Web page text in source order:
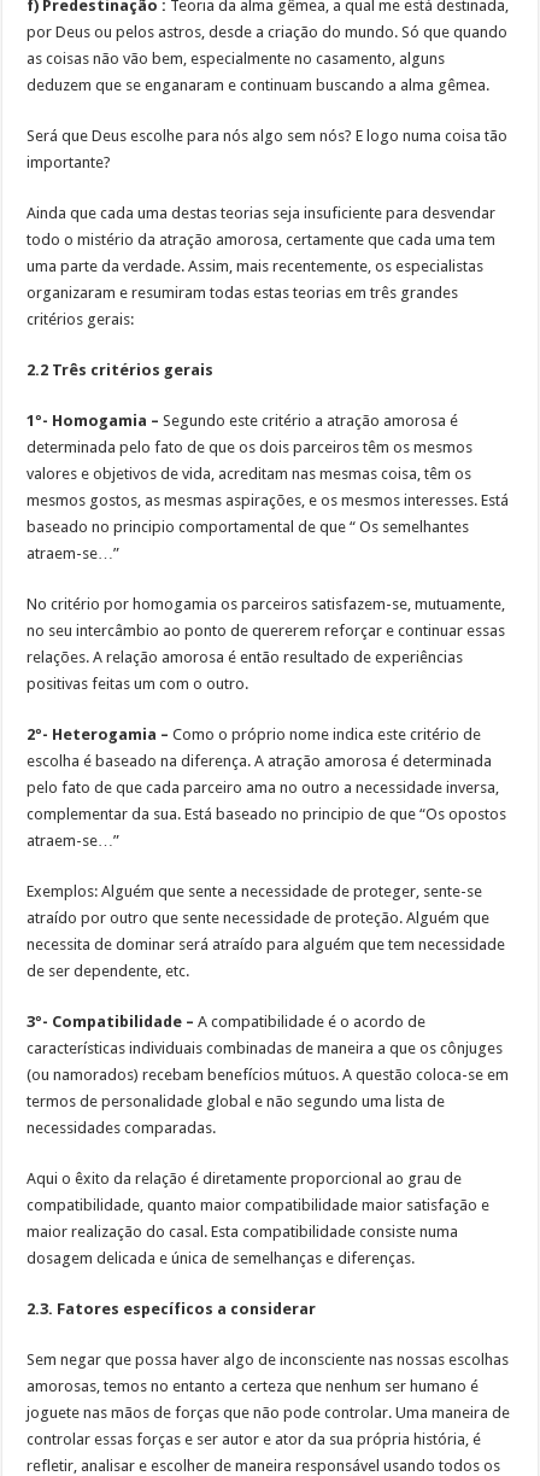
f) Predestinação : Teoria da alma gêmea, a qual me está destinada,
por Deus ou pelos astros, desde a criação do mundo. Só que quando
as coisas não vão bem, especialmente no casamento, alguns
deduzem que se enganaram e continuam buscando a alma gêmea.
Será que Deus escolhe para nós algo sem nós? E logo numa coisa tão
importante?
Ainda que cada uma destas teorias seja insuficiente para desvendar
todo o mistério da atração amorosa, certamente que cada uma tem
uma parte da verdade. Assim, mais recentemente, os especialistas
organizaram e resumiram todas estas teorias em três grandes
critérios gerais:
2.2 Três critérios gerais
1º- Homogamia – Segundo este critério a atração amorosa é
determinada pelo fato de que os dois parceiros têm os mesmos
valores e objetivos de vida, acreditam nas mesmas coisa, têm os
mesmos gostos, as mesmas aspirações, e os mesmos interesses. Está
baseado no principio comportamental de que “ Os semelhantes
atraem-se…”
No critério por homogamia os parceiros satisfazem-se, mutuamente,
no seu intercâmbio ao ponto de quererem reforçar e continuar essas
relações. A relação amorosa é então resultado de experiências
positivas feitas um com o outro.
2º- Heterogamia – Como o próprio nome indica este critério de
escolha é baseado na diferença. A atração amorosa é determinada
pelo fato de que cada parceiro ama no outro a necessidade inversa,
complementar da sua. Está baseado no principio de que “Os opostos
atraem-se…”
Exemplos: Alguém que sente a necessidade de proteger, sente-se
atraído por outro que sente necessidade de proteção. Alguém que
necessita de dominar será atraído para alguém que tem necessidade
de ser dependente, etc.
3º- Compatibilidade – A compatibilidade é o acordo de
características individuais combinadas de maneira a que os cônjuges
(ou namorados) recebam benefícios mútuos. A questão coloca-se em
termos de personalidade global e não segundo uma lista de
necessidades comparadas.
Aqui o êxito da relação é diretamente proporcional ao grau de
compatibilidade, quanto maior compatibilidade maior satisfação e
maior realização do casal. Esta compatibilidade consiste numa
dosagem delicada e única de semelhanças e diferenças.
2.3. Fatores específicos a considerar
Sem negar que possa haver algo de inconsciente nas nossas escolhas
amorosas, temos no entanto a certeza que nenhum ser humano é
joguete nas mãos de forças que não pode controlar. Uma maneira de
controlar essas forças e ser autor e ator da sua própria história, é
refletir, analisar e escolher de maneira responsável usando todos os